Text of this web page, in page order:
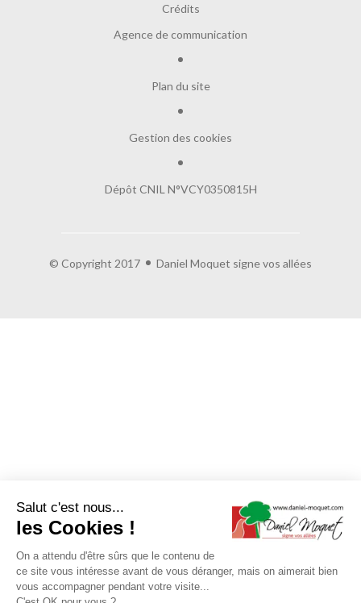
Crédits
Agence de communication
Plan du site
Gestion des cookies
Dépôt CNIL N°VCY0350815H
© Copyright 2017 Daniel Moquet signe vos allées
Salut c'est nous...
les Cookies !
On a attendu d'être sûrs que le contenu de
ce site vous intéresse avant de vous déranger, mais on aimerait bien
vous accompagner pendant votre visite...